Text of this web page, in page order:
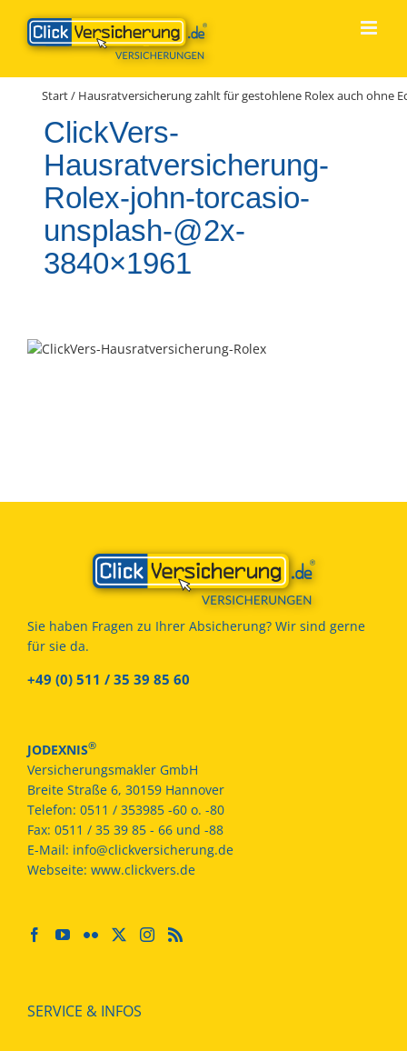
Inhalt
springen
Start/ Hausratversicherung zahlt für gestohlene Rolex auch ohne
ClickVers-
Hausratversicherung-
Rolex-john-torcasio-
unsplash-@2x-
3840×1961
Sie haben Fragen zu Ihrer Absicherung? Wir sind gerne
für sie da.
+49 (0) 511 / 35 39 85 60
JODEXNIS®
Versicherungsmakler GmbH
Breite Straße 6, 30159 Hannover
Telefon: 0511 / 353985 -60 o. -80
Fax: 0511 / 35 39 85 - 66 und -88
E-Mail: info@clickversicherung.de
Webseite: www.clickvers.de
SERVICE & INFOS